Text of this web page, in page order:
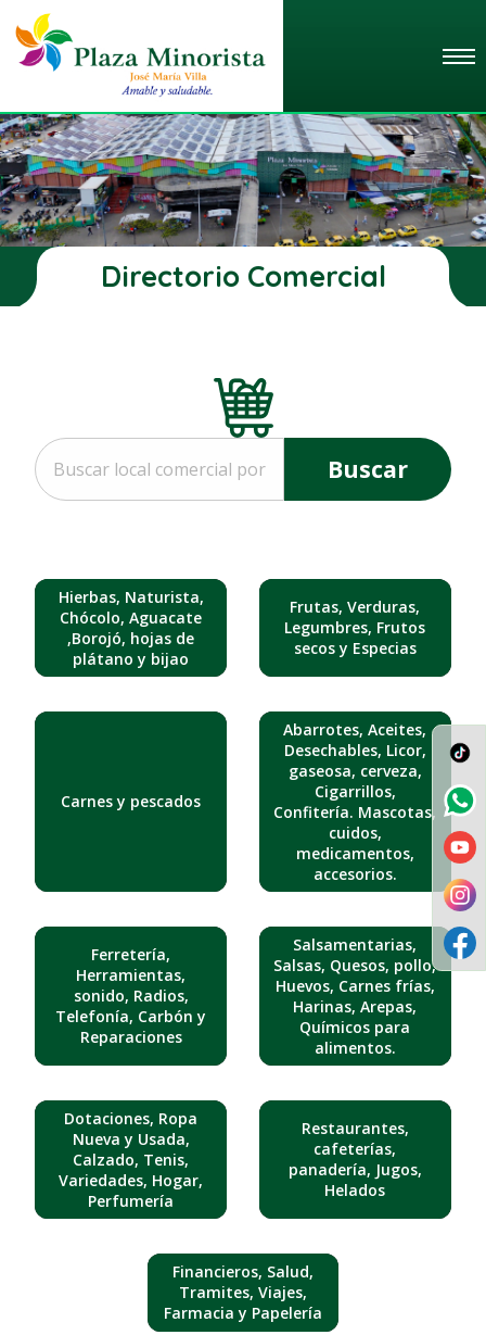
Directorio Comercial
Buscar
Hierbas, Naturista,
Chócolo, Aguacate
,Borojó, hojas de
plátano y bijao
Frutas, Verduras,
Legumbres, Frutos
secos y Especias
Carnes y pescados
Abarrotes, Aceites,
Desechables, Licor,
gaseosa, cerveza,
Cigarrillos,
Confitería. Mascotas,
cuidos,
medicamentos,
accesorios.
Ferretería,
Herramientas,
sonido, Radios,
Telefonía, Carbón y
Reparaciones
Salsamentarias,
Salsas, Quesos, pollo,
Huevos, Carnes frías,
Harinas, Arepas,
Químicos para
alimentos.
Dotaciones, Ropa
Nueva y Usada,
Calzado, Tenis,
Variedades, Hogar,
Perfumería
Restaurantes,
cafeterías,
panadería, Jugos,
Helados
Financieros, Salud,
Tramites, Viajes,
Farmacia y Papelería